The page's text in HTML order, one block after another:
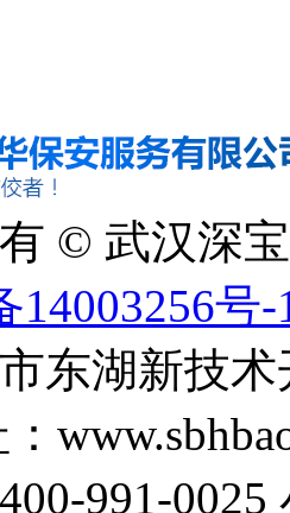
© 武汉深
14003256号-
东湖新技
991-